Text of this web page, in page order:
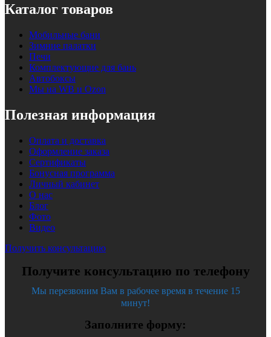
Каталог товаров
Мобильные бани
Зимние палатки
Печи
Комплектующие для бань
Автобоксы
Мы на WB и Ozon
Полезная информация
Оплата и доставка
Оформление заказа
Сертификаты
Бонусная программа
Личный кабинет
О нас
Блог
Фото
Видео
Получить консультацию
Получите консультацию по телефону
Мы перезвоним Вам в рабочее время в течение 15
минут!
Заполните форму: